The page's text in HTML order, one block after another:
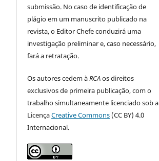
submissão. No caso de identificação de
plágio em um manuscrito publicado na
revista, o Editor Chefe conduzirá uma
investigação preliminar e, caso necessário,
fará a retratação.
Os autores cedem àRCAos direitos
exclusivos de primeira publicação, com o
trabalho simultaneamente licenciado sob a
LicençaCreative Commons (CC BY) 4.0
Internacional.